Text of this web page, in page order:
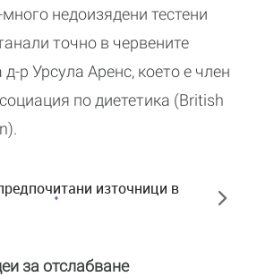
недоизядени тестени
точно в червените
р Урсула Аренс, което е член
по диететика (British
източници в
за отслабване